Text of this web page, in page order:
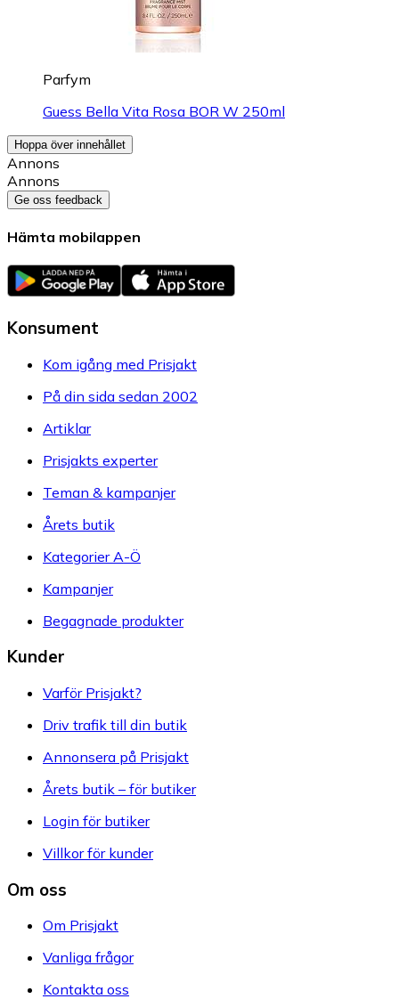
Parfym
Guess Bella Vita Rosa BOR W 250ml
Hoppa över innehållet
Annons
Annons
Ge oss feedback
Hämta mobilappen
Konsument
Kom igång med Prisjakt
På din sida sedan 2002
Artiklar
Prisjakts experter
Teman & kampanjer
Årets butik
Kategorier A-Ö
Kampanjer
Begagnade produkter
Kunder
Varför Prisjakt?
Driv trafik till din butik
Annonsera på Prisjakt
Årets butik – för butiker
Login för butiker
Villkor för kunder
Om oss
Om Prisjakt
Vanliga frågor
Kontakta oss